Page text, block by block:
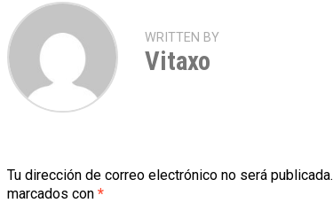
WRITTEN BY
Vitaxo
Tu dirección de correo electrónico no será publicada.
marcados con *